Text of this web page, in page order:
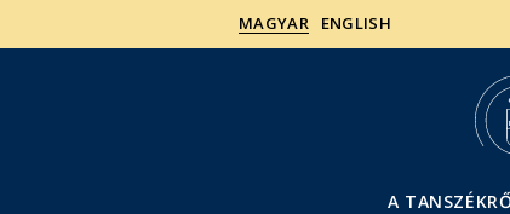
MAGYAR ENGLISH
A